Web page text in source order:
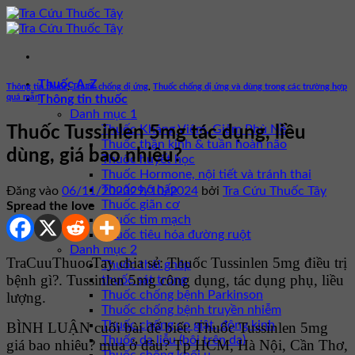
Bỏ
qua
dung
Thuốc A-Z
Thông tin thuốc
Danh mục 1
Thuốc Kháng Viêm, Giảm Phù Nề
Thuốc thần kinh & tuần hoàn não
Thuốc huyết học
Thuốc Hormone, nội tiết và tránh thai
Thuốc hô hấp
Thuốc giãn cơ
Thuốc tim mạch
Thuốc tiêu hóa đường ruột
Danh mục 2
Thuốc thải ghép
thuốc sát trùng
Thuốc chống bệnh Parkinson
Thuốc chống bệnh truyền nhiễm
Thuốc chống co giật, động kinh
Thuốc da liễu (bôi trên da)
Thông tin thuốc,Thuốc chống dị ứng Thuốc chống dị ứng và dùng trong các trường hợp
quá mẫn
Thuốc Tussinlen 5mg tác dụng, liều
dùng, giá bao nhiêu?
Đăng vào 06/11/202329/10/2024 bởi Tra Cứu Thuốc Tây
Spread the love
TraCuuThuocTay chia sẻ: Thuốc Tussinlen 5mg điều trị
bệnh gì?. Tussinlen 5mg công dụng, tác dụng phụ, liều
lượng.
BÌNH LUẬN cuối bài để biết: Thuốc Tussinlen 5mg
giá bao nhiêu? mua ở đâu? Tp HCM, Hà Nội, Cần Thơ,